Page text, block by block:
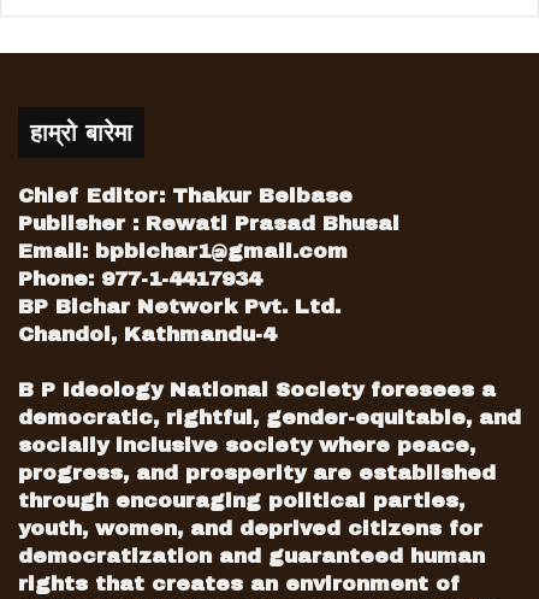
हाम्रो बारेमा
Chief Editor: Thakur Belbase
Publisher : Rewati Prasad Bhusal
Email: bpbichar1@gmail.com
Phone: 977-1-4417934
BP Bichar Network Pvt. Ltd.
Chandol, Kathmandu-4
B P Ideology National Society foresees a
democratic, rightful, gender-equitable, and
socially inclusive society where peace,
progress, and prosperity are established
through encouraging political parties,
youth, women, and deprived citizens for
democratization and guaranteed human
rights that creates an environment of